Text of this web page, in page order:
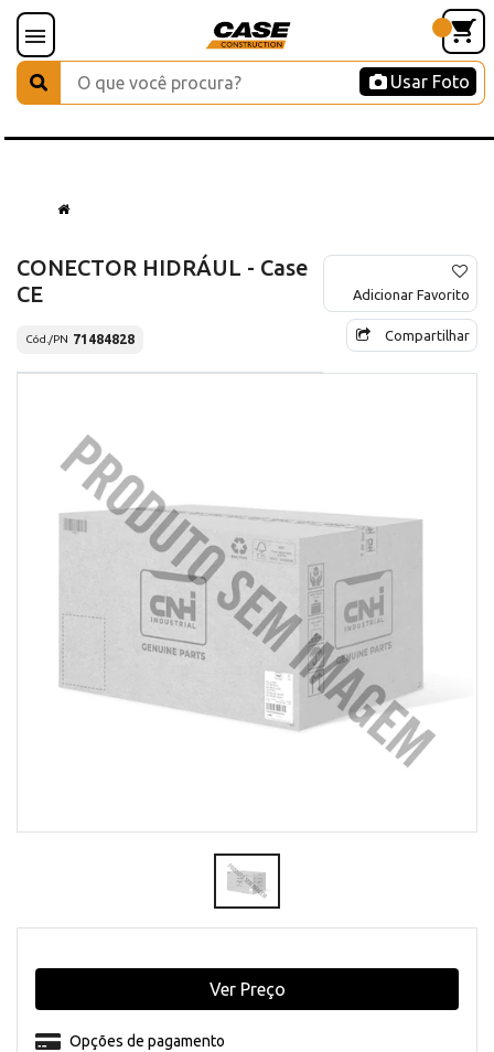
Usar Foto
CONECTOR HIDRÁUL - Case
CE
Cód./PN 71484828
Adicionar Favorito
Compartilhar
Opções de pagamento
Ver Preço